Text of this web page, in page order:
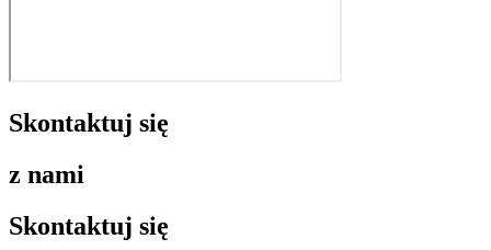
Skontaktuj się
z nami
Skontaktuj się